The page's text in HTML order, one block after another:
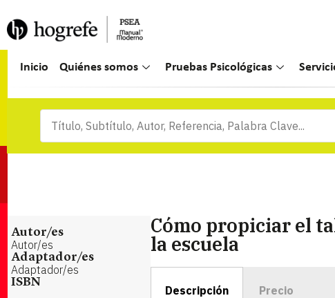
Inicio Quiénes somos Pruebas Psicológicas
Autor/es
Autor/es
Adaptador/es
Adaptador/es
ISBN
Cómo propiciar el
la escuela
Descripción Precio